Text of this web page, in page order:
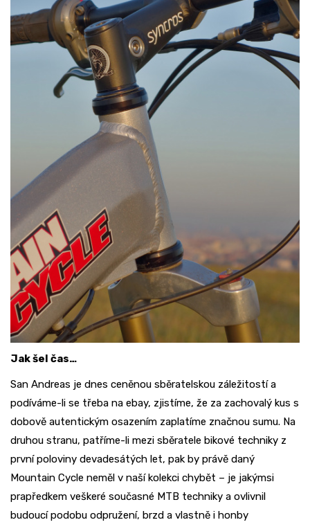
Jak šel čas…
San Andreas je dnes ceněnou sběratelskou záležitostí a
podíváme-li se třeba na ebay, zjistíme, že za zachovalý kus s
dobově autentickým osazením zaplatíme značnou sumu. Na
druhou stranu, patříme-li mezi sběratele bikové techniky z
první poloviny devadesátých let, pak by právě daný
Mountain Cycle neměl v naší kolekci chybět – je jakýmsi
prapředkem veškeré současné MTB techniky a ovlivnil
budoucí podobu odpružení, brzd a vlastně i honby